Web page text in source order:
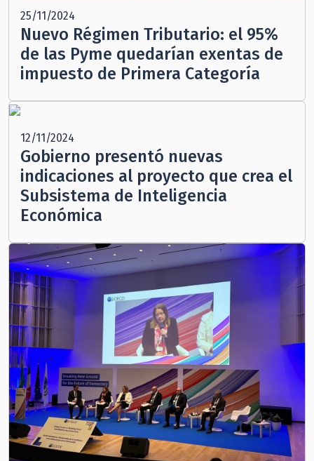
25/11/2024
Nuevo Régimen Tributario: el 95%
de las Pyme quedarían exentas de
impuesto de Primera Categoría
12/11/2024
Gobierno presentó nuevas
indicaciones al proyecto que crea el
Subsistema de Inteligencia
Económica